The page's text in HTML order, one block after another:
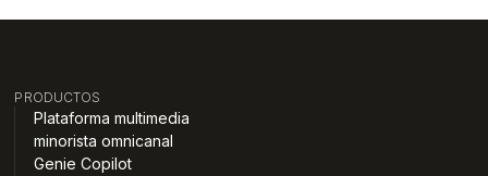
PRODUCTOS
Plataforma multimedia
minorista omnicanal
Genie Copilot